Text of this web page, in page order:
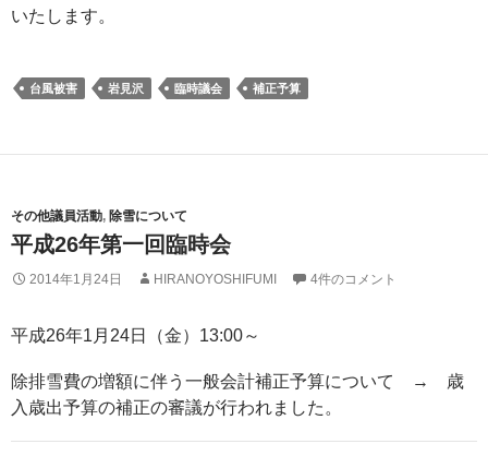
いたします。
台風被害 岩見沢 臨時議会 補正予算
その他議員活動, 除雪について
平成26年第一回臨時会
2014年1月24日 HIRANOYOSHIFUMI 4件のコメント
平成26年1月24日（金）13:00～
除排雪費の増額に伴う一般会計補正予算について → 歳
入歳出予算の補正の審議が行われました。